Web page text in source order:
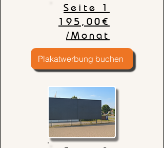
Seite 1
195,00€
/Monat
Plakatwerbung buchen